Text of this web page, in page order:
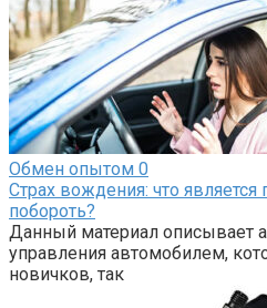
Обмен опытом 0
Страх вождения: что является
побороть?
Данный материал описывает
управления автомобилем,
новичков, так